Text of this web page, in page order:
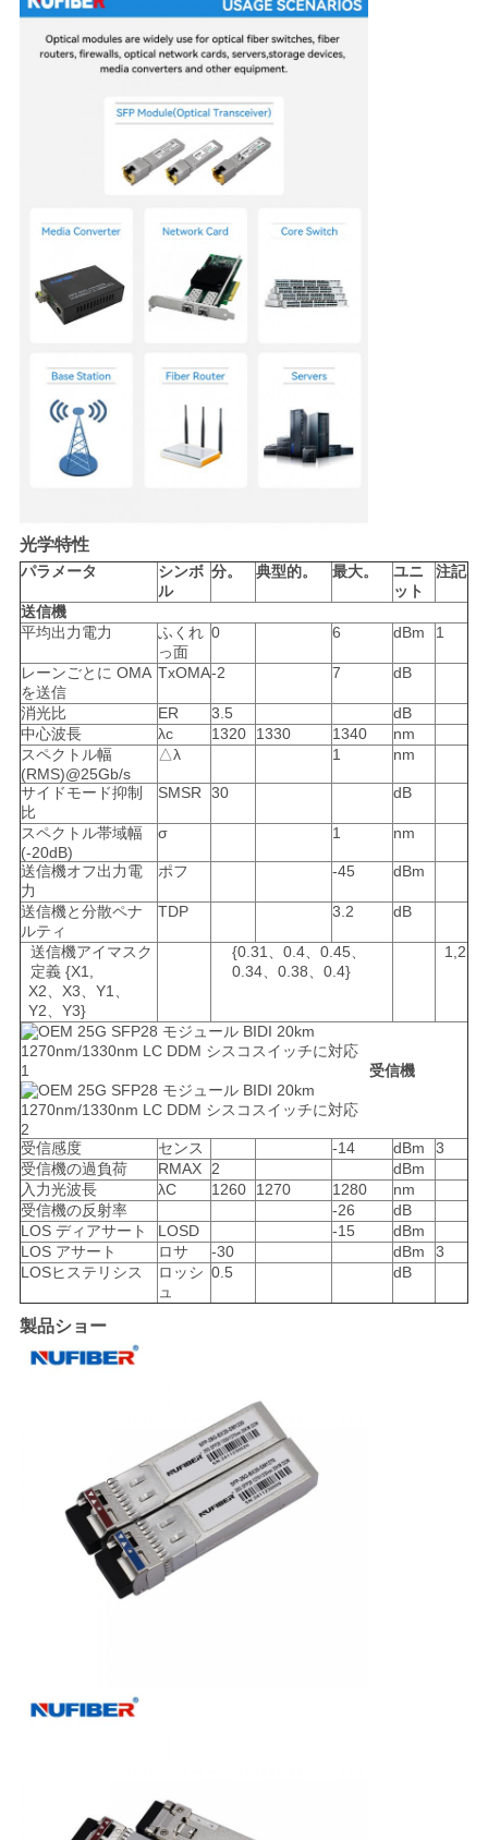
さ
リ
シ
ー
光学特性
パラメータ
シンボ
ル
分。 典型的。 最大。
ユニ
ット
注記
送信機
平均出力電力
ふくれ
っ面
0 6 dBm 1
レーンごとに OMA
を送信
TxOMA-2 7 dB
消光比 ER 3.5
dB
中心波長
λc 1320 1330 1340
nm
スペクトル幅
(RMS)@25Gb/s
△λ 1 nm
サイドモード抑制
比
SMSR 30 dB
スペクトル帯域幅
(-20dB)
σ 1 nm
送信機オフ出力電
力
ポフ -45 dBm
送信機と分散ペナ
ルティ
TDP 3.2 dB
送信機アイマスク
定義 {X1,
X2、X3、Y1、
Y2、Y3}
{0.31、0.4、0.45、
0.34、0.38、0.4}
1,2
受信機
受信感度 センス -14 dBm
3
受信機の過負荷
RMAX 2
dBm
入力光波長
λC 1260 1270 1280
nm
受信機の反射率
-26
dB
LOS ディアサート
LOSD -15
dBm
LOS アサート
ロサ -30 dBm
3
LOSヒステリシス
ロッシ
ュ
0.5 dB
製品ショー